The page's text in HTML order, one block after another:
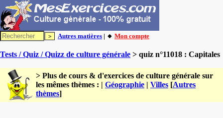
Autres matières | 🔸 Mon compte
Tests / Quiz / Quizz de culture générale > quiz n°11018 : Capitales
> Plus de cours & d'exercices de culture générale sur
les mêmes thèmes : | Géographie | Villes [Autres
thèmes]